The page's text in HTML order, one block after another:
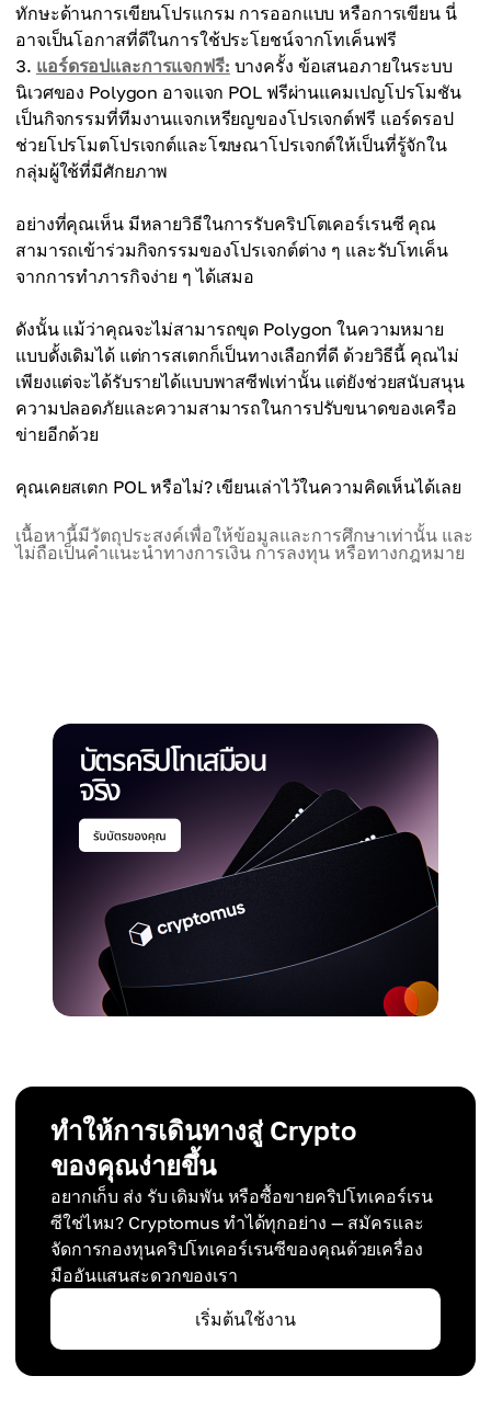
ทักษะด้านการเขียนโปรแกรม การออกแบบ หรือการเขียน นี่
อาจเป็นโอกาสที่ดีในการใช้ประโยชน์จากโทเค็นฟรี
แอร์ดรอปและการแจกฟรี: บางครั้ง ข้อเสนอภายในระบบ
นิเวศของ Polygon อาจแจก POL ฟรีผ่านแคมเปญโปรโมชัน
เป็นกิจกรรมที่ทีมงานแจกเหรียญของโปรเจกต์ฟรี แอร์ดรอป
ช่วยโปรโมตโปรเจกต์และโฆษณาโปรเจกต์ให้เป็นที่รู้จักใน
กลุ่มผู้ใช้ที่มีศักยภาพ
อย่างที่คุณเห็น มีหลายวิธีในการรับคริปโตเคอร์เรนซี คุณ
สามารถเข้าร่วมกิจกรรมของโปรเจกต์ต่าง ๆ และรับโทเค็น
จากการทำภารกิจง่าย ๆ ได้เสมอ
ดังนั้น แม้ว่าคุณจะไม่สามารถขุด Polygon ในความหมาย
แบบดั้งเดิมได้ แต่การสเตกก็เป็นทางเลือกที่ดี ด้วยวิธีนี้ คุณไม่
เพียงแต่จะได้รับรายได้แบบพาสซีฟเท่านั้น แต่ยังช่วยสนับสนุน
ความปลอดภัยและความสามารถในการปรับขนาดของเครือ
ข่ายอีกด้วย
คุณเคยสเตก POL หรือไม่? เขียนเล่าไว้ในความคิดเห็นได้เลย
เนื้อหานี้มีวัตถุประสงค์เพื่อให้ข้อมูลและการศึกษาเท่านั้น และ
ไม่ถือเป็นคำแนะนำทางการเงิน การลงทุน หรือทางกฎหมาย
ทำให้การเดินทางสู่ Crypto
ของคุณง่ายขึ้น
อยากเก็บ ส่ง รับ เดิมพัน หรือซื้อขายคริปโทเคอร์เรน
ซีใช่ไหม? Cryptomus ทำได้ทุกอย่าง — สมัครและ
จัดการกองทุนคริปโทเคอร์เรนซีของคุณด้วยเครื่อง
มืออันแสนสะดวกของเรา
เริ่มต้นใช้งาน